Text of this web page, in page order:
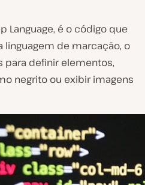
Language, é o código que
linguagem de marcação, o
para definir elementos,
negrito ou exibir imagens